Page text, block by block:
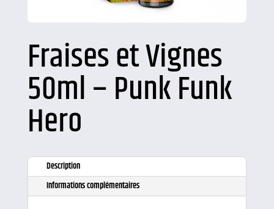
Fraises et Vignes
50ml – Punk Funk
Hero
Description
Informations complémentaires